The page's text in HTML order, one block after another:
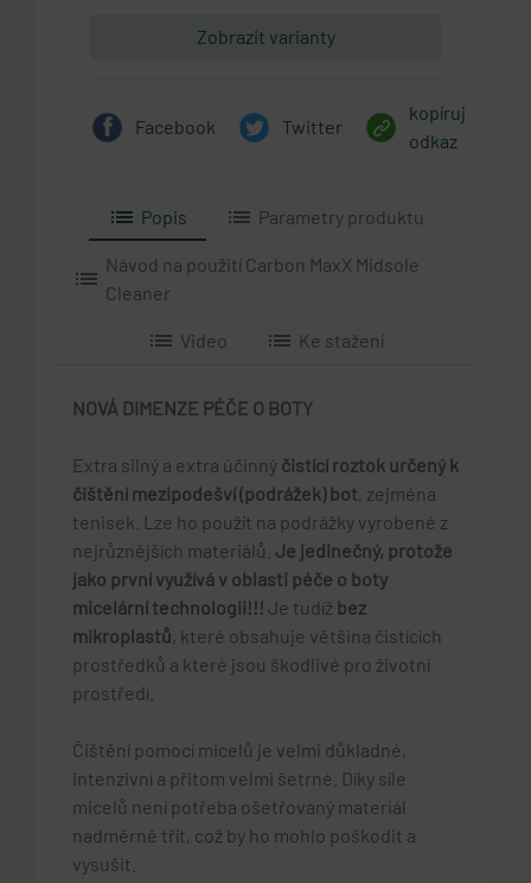
Zobrazit varianty
Facebook Twitter
kopíruj
odkaz
list Popis list Parametry produktu
list
Návod na použití Carbon MaxX Midsole
Cleaner
list Video list Ke stažení
NOVÁ DIMENZE PÉČE O BOTY
Extra silný a extra účinný čistící roztok určený k
čištění mezipodešví (podrážek) bot, zejména
tenisek. Lze ho použít na podrážky vyrobené z
nejrůznějších materiálů. Je jedinečný, protože
jako první využívá v oblasti péče o boty
micelární technologii!!! Je tudíž bez
mikroplastů, které obsahuje většina čistících
prostředků a které jsou škodlivé pro životní
prostředí.
Čištění pomocí micelů je velmi důkladné,
intenzivní a přitom velmi šetrné. Díky síle
micelů není potřeba ošetřovaný materiál
nadměrně třít, což by ho mohlo poškodit a
vysušit.